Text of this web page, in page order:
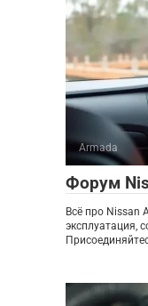
Armada
Форум
Всё про Nissan
эксплуатация,